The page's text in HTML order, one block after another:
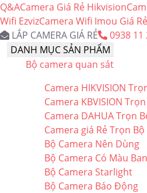
Q&ACamera Giá Rẻ Hikvision
Wifi EzvizCamera Wifi Imou Giá Rẻ
LẮP CAMERA GIÁ RẺ
0938 11
DANH MỤC SẢN PHẨM
Bộ camera quan sát
Camera HIKVISION
Camera KBVISION
Camera DAHUA Trọn
Camera giá Rẻ Trọn Bộ
Bộ Camera Nên Dùng
Bộ Camera Có Màu
Bộ Camera Starlight
Bộ Camera Báo Động